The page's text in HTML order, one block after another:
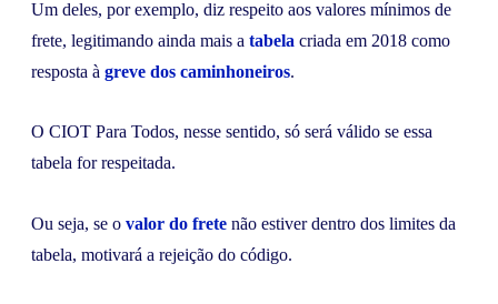
Um deles, por exemplo, diz respeito aos valores mínimos de
frete, legitimando ainda mais a tabela criada em 2018 como
resposta à greve dos caminhoneiros.
O CIOT Para Todos, nesse sentido, só será válido se essa
tabela for respeitada.
Ou seja, se o valor do frete não estiver dentro dos limites da
tabela, motivará a rejeição do código.